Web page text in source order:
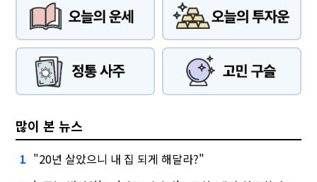
많이 본 뉴스
1 "20년 살았으니 내 집 되게 해달라?"